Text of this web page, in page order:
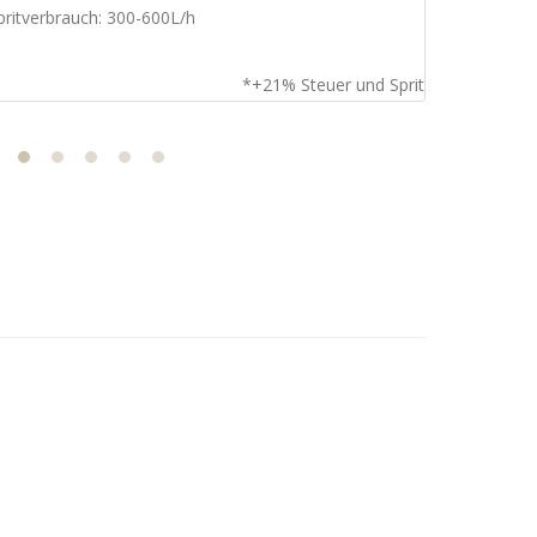
300-600L/h
*+21% Steuer und Sprit